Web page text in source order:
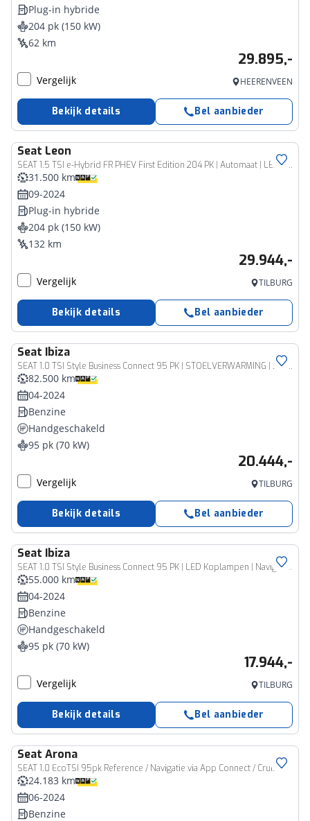
Plug-in hybride
204 pk (150 kW)
62 km
29.895,-
Vergelijk HEERENVEEN
Bekijk details Bel aanbieder
Seat Leon
SEAT 1.5 TSI e-Hybrid FR PHEV First Edition 204 PK | Automaat | LED Koplampen | Navigatie | Climate Control | Apple Carplay/Android Auto | Achteruitrijcamera | Adaptive Cruise Control | Parkeersensoren | Privacy Glass | Virtual Cockpit | Direct leverbaar! |
31.500 km
09-2024
Plug-in hybride
204 pk (150 kW)
132 km
29.944,-
Vergelijk TILBURG
Bekijk details Bel aanbieder
Seat Ibiza
SEAT 1.0 TSI Style Business Connect 95 PK | STOELVERWARMING | DIGITAL COCKPIT | DRAADLOZE TELEFOONLADER | SUNSET | PARKEERSENSOREN | CRUISE CONTROL | NAVI | 15" VELGEN | DIRECT LEVERBAAR! |
82.500 km
04-2024
Benzine
Handgeschakeld
95 pk (70 kW)
20.444,-
Vergelijk TILBURG
Bekijk details Bel aanbieder
Seat Ibiza
SEAT 1.0 TSI Style Business Connect 95 PK | LED Koplampen | Navigatie | Apple Carplay/Android Auto | Climate Control | Cruise Control | Privacy Glass | Parkeersensoren | Stoelverwarming | Lichtmetalen velgen | DIRECT LEVERBAAR! |
55.000 km
04-2024
Benzine
Handgeschakeld
95 pk (70 kW)
17.944,-
Vergelijk TILBURG
Bekijk details Bel aanbieder
Seat Arona
SEAT 1.0 EcoTSI 95pk Reference / Navigatie via App Connect / Cruise Control
24.183 km
06-2024
Benzine